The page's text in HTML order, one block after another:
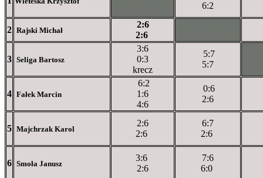
6:2
2 Rajski Michał
2:6
2:6
3 Seliga Bartosz
3:6
0:3
krecz
5:7
5:7
4 Fałek Marcin
6:2
1:6
4:6
0:6
2:6
5 Majchrzak Karol
2:6
2:6
6:7
2:6
6 Smoła Janusz
3:6
2:6
7:6
6:0